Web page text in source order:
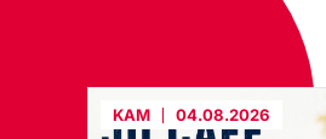
KAM 04.08.2026